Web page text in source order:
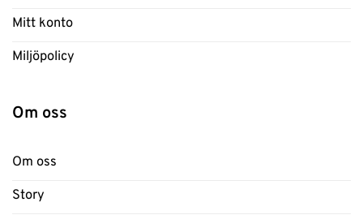
Mitt konto
Miljöpolicy
Om oss
Om oss
Story